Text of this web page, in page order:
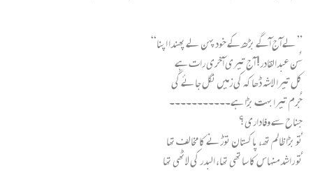
” لے آج آگے بڑھ کے خود پہن لے پھندا اپنا“
سُن عبدالقادر! آج تیری آخری رات ہے
کل تیرا لاشہ ڈھاکہ کی زمیں نگل جائے گی
جُرم تیرا بہت بڑا ہے۔۔۔۔۔۔۔۔۔۔۔
جناح سے وفاداری؟
تُو بڑا ظالم تھ، پاکستان توڑنے کا مخالف تھا
تُو راشد منہاس کا ساتھی تھا، البدر کی لاٹھی تھا